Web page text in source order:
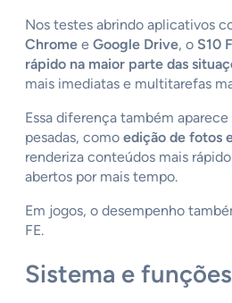
Nos testes abrindo aplicativos
Chrome e Google Drive, o S10
rápido na maior parte das
mais imediatas e multitarefas
Essa diferença também
pesadas, como edição de fotos
renderiza conteúdos mais
abertos por mais tempo.
Em jogos, o desempenho
FE.
Sistema e funções